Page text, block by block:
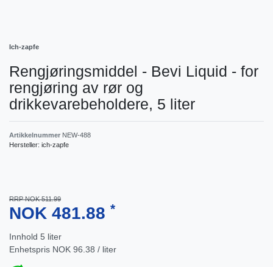
Ich-zapfe
Rengjøringsmiddel - Bevi Liquid - for
rengjøring av rør og
drikkevarebeholdere, 5 liter
Artikkelnummer NEW-488
Hersteller: ich-zapfe
RRP NOK 511.99
NOK 481.88 *
Innhold 5 liter
Enhetspris NOK 96.38 / liter